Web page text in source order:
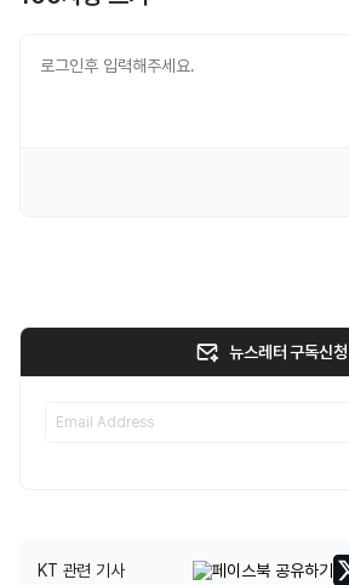
뉴스레터 구독신청
KT 관련 기사